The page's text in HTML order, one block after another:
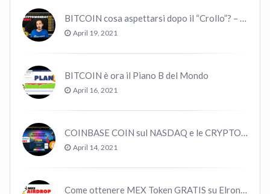
BITCOIN cosa aspettarsi dopo il “Crollo”? – CryptoMonday NEWS w16/’21
April 19, 2021
BITCOIN è ora il Piano B del Mondo
April 16, 2021
COINBASE COIN sul NASDAQ e le CRYPTO volano!
April 14, 2021
Come ottenere MEX Token GRATIS su Elrond ?